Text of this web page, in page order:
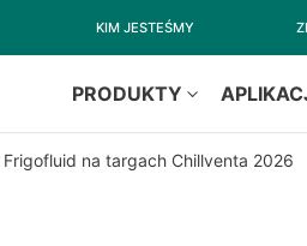
KIM JESTEŚMY
PRODUKTY
na targach Chillventa 2026